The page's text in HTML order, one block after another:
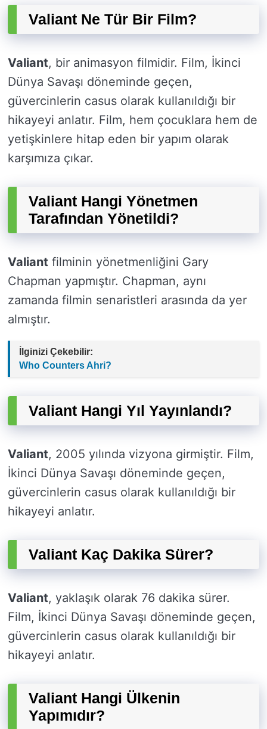
Valiant Ne Tür Bir Film?
Valiant, bir animasyon filmidir. Film, İkinci
Dünya Savaşı döneminde geçen,
güvercinlerin casus olarak kullanıldığı bir
hikayeyi anlatır. Film, hem çocuklara hem de
yetişkinlere hitap eden bir yapım olarak
karşımıza çıkar.
Valiant Hangi Yönetmen
Tarafından Yönetildi?
Valiant filminin yönetmenliğini Gary
Chapman yapmıştır. Chapman, aynı
zamanda filmin senaristleri arasında da yer
almıştır.
İlginizi Çekebilir:
Who Counters Ahri?
Valiant Hangi Yıl Yayınlandı?
Valiant, 2005 yılında vizyona girmiştir. Film,
İkinci Dünya Savaşı döneminde geçen,
güvercinlerin casus olarak kullanıldığı bir
hikayeyi anlatır.
Valiant Kaç Dakika Sürer?
Valiant, yaklaşık olarak 76 dakika sürer.
Film, İkinci Dünya Savaşı döneminde geçen,
güvercinlerin casus olarak kullanıldığı bir
hikayeyi anlatır.
Valiant Hangi Ülkenin
Yapımıdır?